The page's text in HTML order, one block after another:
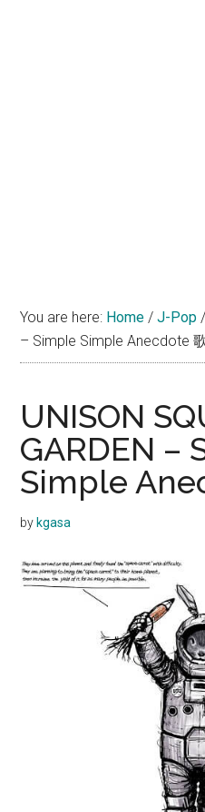
You are here: Home / J-Pop /
– Simple Simple Anecdote
UNISON
GARDEN –
Simple
by kgasa